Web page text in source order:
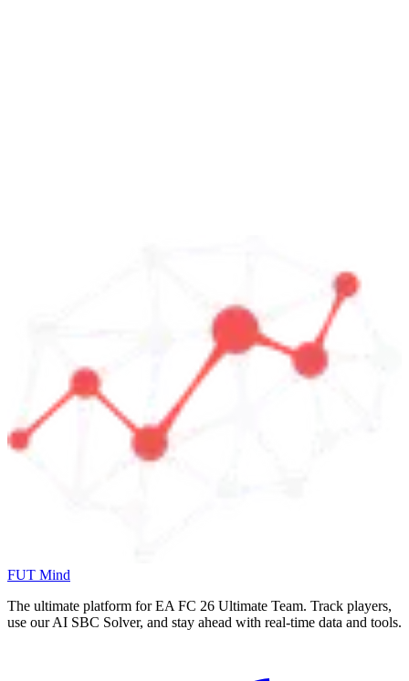
FUT Mind
The ultimate platform for EA FC 26 Ultimate Team. Track players,
use our AI SBC Solver, and stay ahead with real-time data and tools.